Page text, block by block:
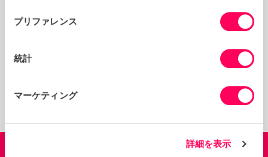
プリファレンス
統計
マーケティング
詳細を表示
にすばやく抽出できます。 これにより、最も助けを必要
としているサプライヤーを特定し、チームが彼らと協力す
モリソンズはまた、Sedex Stakeholder Forum、Ethical
て、倫理的な取引のベストプラクティスを協議、合意、実
施しています。